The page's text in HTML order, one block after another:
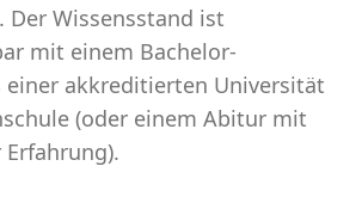
Der Wissensstand ist
mit einem Bachelor-
einer akkreditierten Universität
(oder einem Abitur mit